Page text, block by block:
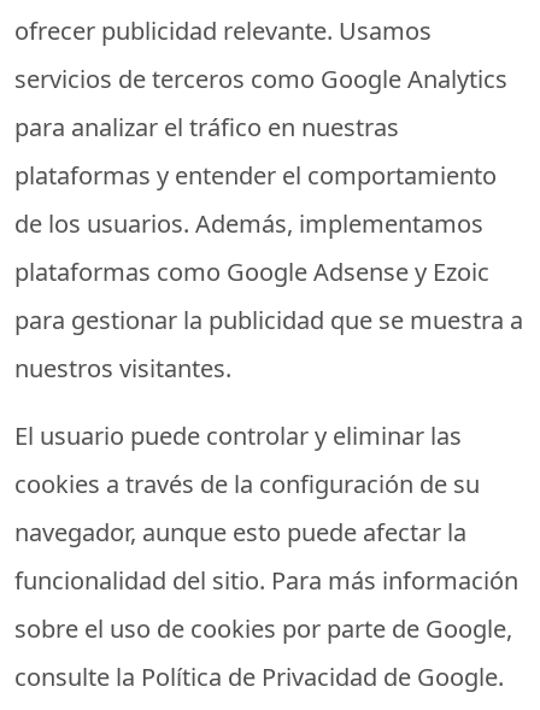
ofrecer publicidad relevante. Usamos
servicios de terceros como Google Analytics
para analizar el tráfico en nuestras
plataformas y entender el comportamiento
de los usuarios. Además, implementamos
plataformas como Google Adsense y Ezoic
para gestionar la publicidad que se muestra a
nuestros visitantes.
El usuario puede controlar y eliminar las
cookies a través de la configuración de su
navegador, aunque esto puede afectar la
funcionalidad del sitio. Para más información
sobre el uso de cookies por parte de Google,
consulte la Política de Privacidad de Google.